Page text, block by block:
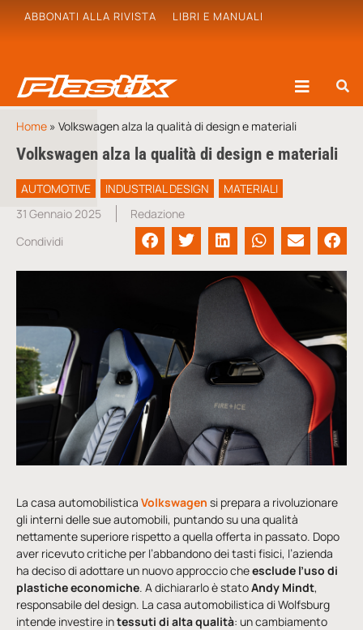
ABBONATI ALLA RIVISTA LIBRI E MANUALI
Home » Volkswagen alza la qualità di design e materiali
Volkswagen alza la qualità di design e materiali
AUTOMOTIVE INDUSTRIAL DESIGN
MATERIALI
31 Gennaio 2025
Redazione
Condividi
La casa automobilistica Volkswagen si prepara a rivoluzionare
gli interni delle sue automobili, puntando su una qualità
nettamente superiore rispetto a quella offerta in passato. Dopo
aver ricevuto critiche per l’abbandono dei tasti fisici, l’azienda
ha deciso di adottare un nuovo approccio cheesclude l’uso di
plastiche economiche. A dichiararlo è statoAndy Mindt,
responsabile del design. La casa automobilistica di Wolfsburg
intende investire intessuti di alta qualità: un cambiamento